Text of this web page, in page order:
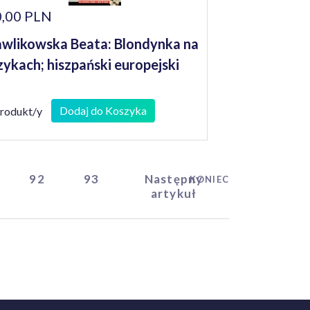
PLN
Beata: Blondynka na
hiszpański europejski
y Dodaj do Koszyka
92 93
Następny
artykuł
KONIEC